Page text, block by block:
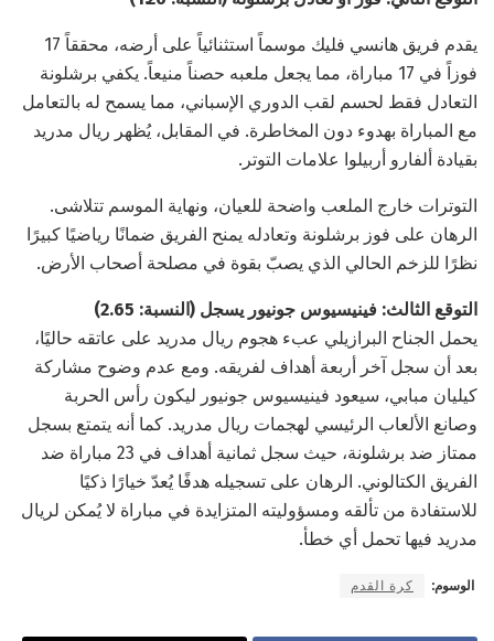
يقدم فريق هانسي فليك موسماً استثنائياً على أرضه، محققاً 17
فوزاً في 17 مباراة، مما يجعل ملعبه حصناً منيعاً. يكفي برشلونة
التعادل فقط لحسم لقب الدوري الإسباني، مما يسمح له بالتعامل
مع المباراة بهدوء دون المخاطرة. في المقابل، يُظهر ريال مدريد
بقيادة ألفارو أربيلوا علامات التوتر.
التوترات خارج الملعب واضحة للعيان، ونهاية الموسم تتلاشى.
الرهان على فوز برشلونة وتعادله يمنح الفريق ضمانًا رياضيًا كبيرًا
نظرًا للزخم الحالي الذي يصبّ بقوة في مصلحة أصحاب الأرض.
التوقع الثالث: فينيسيوس جونيور يسجل (النسبة: 2.65)
يحمل الجناح البرازيلي عبء هجوم ريال مدريد على عاتقه حاليًا،
بعد أن سجل آخر أربعة أهداف لفريقه. ومع عدم وضوح مشاركة
كيليان مبابي، سيعود فينيسيوس جونيور ليكون رأس الحربة
وصانع الألعاب الرئيسي لهجمات ريال مدريد. كما أنه يتمتع بسجل
ممتاز ضد برشلونة، حيث سجل ثمانية أهداف في 23 مباراة ضد
الفريق الكتالوني. الرهان على تسجيله هدفًا يُعدّ خيارًا ذكيًا
للاستفادة من تألقه ومسؤوليته المتزايدة في مباراة لا يُمكن لريال
مدريد فيها تحمل أي خطأ.
الوسوم: كرة القدم